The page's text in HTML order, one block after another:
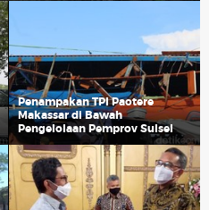
Penampakan TPI Paotere
Makassar di Bawah
Pengelolaan Pemprov Sulsel